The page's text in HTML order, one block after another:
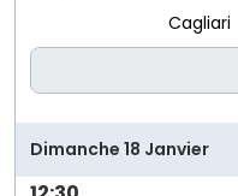
Cagliari
Dimanche 18 Janvier